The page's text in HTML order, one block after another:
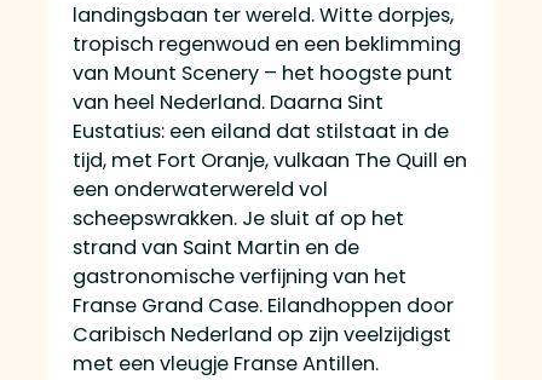
landingsbaan ter wereld. Witte dorpjes,
tropisch regenwoud en een beklimming
van Mount Scenery – het hoogste punt
van heel Nederland. Daarna Sint
Eustatius: een eiland dat stilstaat in de
tijd, met Fort Oranje, vulkaan The Quill en
een onderwaterwereld vol
scheepswrakken. Je sluit af op het
strand van Saint Martin en de
gastronomische verfijning van het
Franse Grand Case. Eilandhoppen door
Caribisch Nederland op zijn veelzijdigst
met een vleugje Franse Antillen.